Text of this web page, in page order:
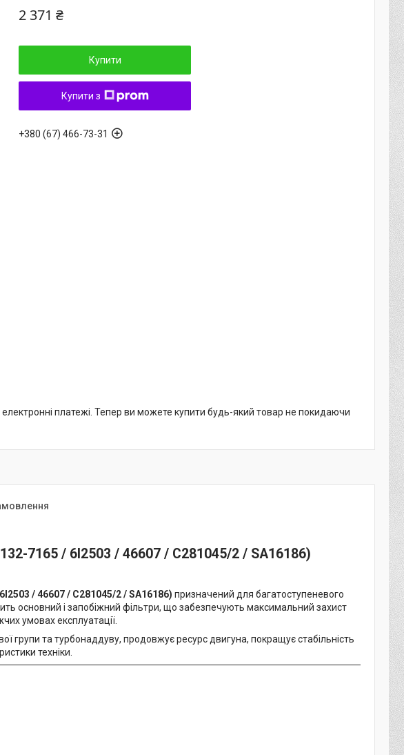
2 371 ₴
Купити
Купити з
+380 (67) 466-73-31
електронні платежі. Тепер ви можете купити будь-який товар не покидаючи
7165 / 6I2503 / 46607 / C281045/2 / SA16186)
/ 46607 / C281045/2 / SA16186) призначений для багатоступеневого
основний і запобіжний фільтри, що забезпечують максимальний захист
умовах експлуатації.
групи та турбонаддуву, продовжує ресурс двигуна, покращує стабільність
техніки.